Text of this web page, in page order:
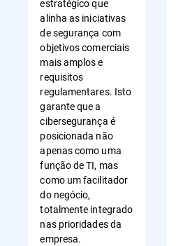
estratégico que
alinha as iniciativas
de segurança com
objetivos comerciais
mais amplos e
requisitos
regulamentares. Isto
garante que a
cibersegurança é
posicionada não
apenas como uma
função de TI, mas
como um facilitador
do negócio,
totalmente integrado
nas prioridades da
empresa.